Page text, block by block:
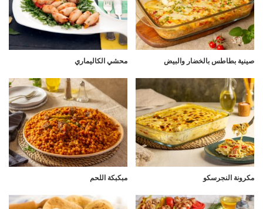
صينية بطاطس بالخضار والبيض محشي الكاليماري
مكرونة النجرسكو مبكبكة اللحم